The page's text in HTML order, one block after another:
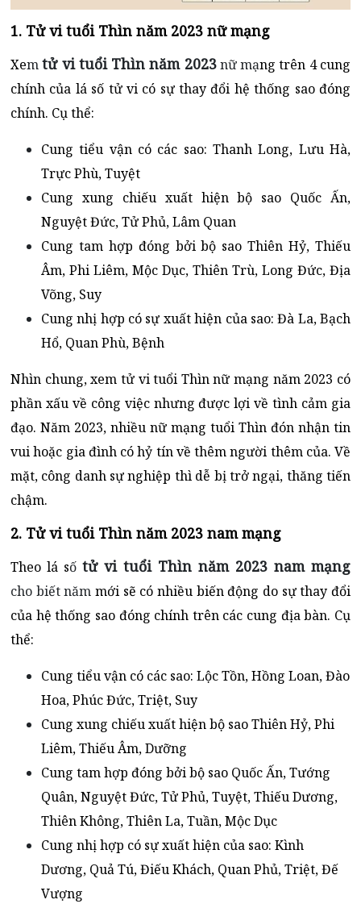
1. Tử vi tuổi Thìn năm 2023 nữ mạng
Xemtử vi tuổi Thìn năm 2023nữ mạng trên 4 cung
chính của lá số tử vi có sự thay đổi hệ thống sao đóng
chính. Cụ thể:
Cung tiểu vận có các sao: Thanh Long, Lưu Hà,
Trực Phù, Tuyệt
Cung xung chiếu xuất hiện bộ sao Quốc Ấn,
Nguyệt Đức, Tử Phủ, Lâm Quan
Cung tam hợp đóng bởi bộ sao Thiên Hỷ, Thiếu
Âm, Phi Liêm, Mộc Dục, Thiên Trù, Long Đức, Địa
Võng, Suy
Cung nhị hợp có sự xuất hiện của sao: Đà La, Bạch
Hổ, Quan Phù, Bệnh
Nhìn chung, xem tử vi tuổi Thìn nữ mạng năm 2023 có
phần xấu về công việc nhưng được lợi về tình cảm gia
đạo. Năm 2023, nhiều nữ mạng tuổi Thìn đón nhận tin
vui hoặc gia đình có hỷ tín về thêm người thêm của. Về
mặt, công danh sự nghiệp thì dễ bị trở ngại, thăng tiến
chậm.
2. Tử vi tuổi Thìn năm 2023 nam mạng
Theo lá số tử vi tuổi Thìn năm 2023 nam mạng
cho biết năm mới sẽ có nhiều biến động do sự thay đổi
của hệ thống sao đóng chính trên các cung địa bàn. Cụ
thể:
Cung tiểu vận có các sao: Lộc Tồn, Hồng Loan, Đào
Hoa, Phúc Đức, Triệt, Suy
Cung xung chiếu xuất hiện bộ sao Thiên Hỷ, Phi
Liêm, Thiếu Âm, Dưỡng
Cung tam hợp đóng bởi bộ sao Quốc Ấn, Tướng
Quân, Nguyệt Đức, Tử Phủ, Tuyệt, Thiếu Dương,
Thiên Không, Thiên La, Tuần, Mộc Dục
Cung nhị hợp có sự xuất hiện của sao: Kình
Dương, Quả Tú, Điếu Khách, Quan Phủ, Triệt, Đế
Vượng